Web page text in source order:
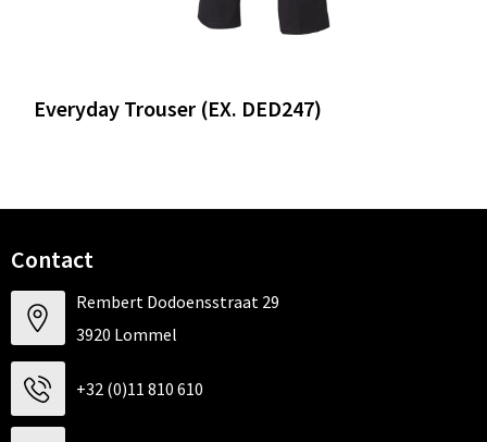
Everyday Trouser (EX. DED247)
Contact
Rembert Dodoensstraat 29
3920 Lommel
+32 (0)11 810 610